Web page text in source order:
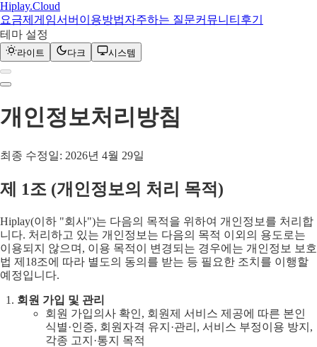
Hiplay.Cloud
요금제 게임서버 이용방법자주하는 질문커뮤니티 후기
테마 설정
라이트 다크 시스템
개인정보처리방침
최종 수정일: 2026년 4월 29일
제 1조 (개인정보의 처리 목적)
Hiplay(이하 "회사")는 다음의 목적을 위하여 개인정보를 처리합
니다. 처리하고 있는 개인정보는 다음의 목적 이외의 용도로는
이용되지 않으며, 이용 목적이 변경되는 경우에는 개인정보 보호
법 제18조에 따라 별도의 동의를 받는 등 필요한 조치를 이행할
예정입니다.
회원 가입 및 관리
회원 가입의사 확인, 회원제 서비스 제공에 따른 본인
식별·인증, 회원자격 유지·관리, 서비스 부정이용 방지,
각종 고지·통지 목적